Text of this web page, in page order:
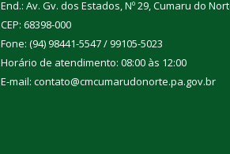
End.: Av. Gv. dos Estados, Nº 29, Cumaru do
CEP: 68398-000
Fone: (94) 98441-5547 / 99105-5023
Horário de atendimento: 08:00 às 12:00
E-mail: contato@cmcumarudonorte.pa.gov.br